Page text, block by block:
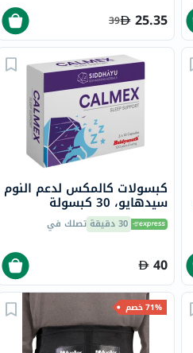
25.35
39
كبسولات كالمكس لدعم النوم
سيدهايو، 30 كبسولة
30 دقيقة تصلك في
40
71% خصم